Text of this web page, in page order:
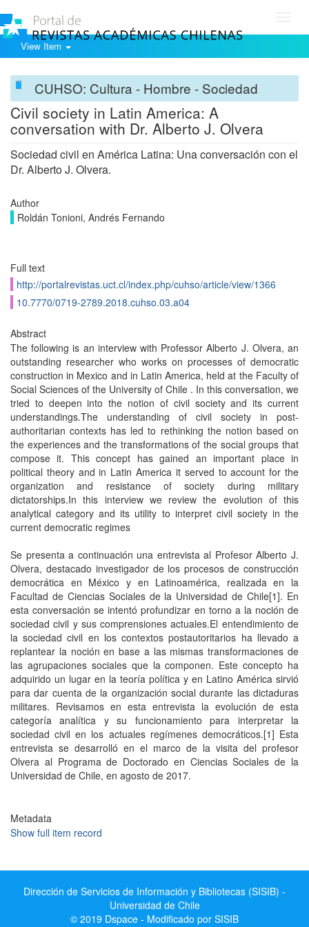
View Item
CUHSO: Cultura - Hombre - Sociedad
Civil society in Latin America: A
conversation with Dr. Alberto J. Olvera
Sociedad civil en América Latina: Una conversación con el
Dr. Alberto J. Olvera.
Author
Roldán Tonioni, Andrés Fernando
Full text
http://portalrevistas.uct.cl/index.php/cuhso/article/view/1366
10.7770/0719-2789.2018.cuhso.03.a04
Abstract
The following is an interview with Professor Alberto J. Olvera, an
outstanding researcher who works on processes of democratic
construction in Mexico and in Latin America, held at the Faculty of
Social Sciences of the University of Chile . In this conversation, we
tried to deepen into the notion of civil society and its current
understandings.The understanding of civil society in post-
authoritarian contexts has led to rethinking the notion based on
the experiences and the transformations of the social groups that
compose it. This concept has gained an important place in
political theory and in Latin America it served to account for the
organization and resistance of society during military
dictatorships.In this interview we review the evolution of this
analytical category and its utility to interpret civil society in the
current democratic regimes
Se presenta a continuación una entrevista al Profesor Alberto J.
Olvera, destacado investigador de los procesos de construcción
democrática en México y en Latinoamérica, realizada en la
Facultad de Ciencias Sociales de la Universidad de Chile[1]. En
esta conversación se intentó profundizar en torno a la noción de
sociedad civil y sus comprensiones actuales.El entendimiento de
la sociedad civil en los contextos postautoritarios ha llevado a
replantear la noción en base a las mismas transformaciones de
las agrupaciones sociales que la componen. Este concepto ha
adquirido un lugar en la teoría política y en Latino América sirvió
para dar cuenta de la organización social durante las dictaduras
militares. Revisamos en esta entrevista la evolución de esta
categoría analítica y su funcionamiento para interpretar la
sociedad civil en los actuales regímenes democráticos.[1] Esta
entrevista se desarrolló en el marco de la visita del profesor
Olvera al Programa de Doctorado en Ciencias Sociales de la
Universidad de Chile, en agosto de 2017.
Metadata
Show full item record
Dirección de Servicios de Información y Bibliotecas (SISIB) -
Universidad de Chile
© 2019 Dspace - Modificado por SISIB